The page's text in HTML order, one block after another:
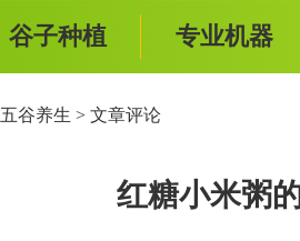
谷子种植 专业机器
五谷养生 > 文章评论
红糖小米粥